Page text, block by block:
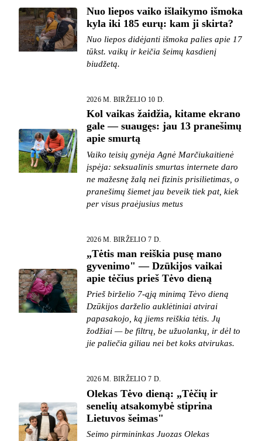
Nuo liepos vaiko išlaikymo išmoka
kyla iki 185 eurų: kam ji skirta?
Nuo liepos didėjanti išmoka palies apie 17
tūkst. vaikų ir keičia šeimų kasdienį
biudžetą.
2026 M. BIRŽELIO 10 D.
Kol vaikas žaidžia, kitame ekrano
gale — suaugęs: jau 13 pranešimų
apie smurtą
Vaiko teisių gynėja Agnė Marčiukaitienė
įspėja: seksualinis smurtas internete daro
ne mažesnę žalą nei fizinis prisilietimas, o
pranešimų šiemet jau beveik tiek pat, kiek
per visus praėjusius metus
2026 M. BIRŽELIO 7 D.
„Tėtis man reiškia pusę mano
gyvenimo" — Dzūkijos vaikai
apie tėčius prieš Tėvo dieną
Prieš birželio 7-ąją minimą Tėvo dieną
Dzūkijos darželio auklėtiniai atvirai
papasakojo, ką jiems reiškia tėtis. Jų
žodžiai — be filtrų, be užuolankų, ir dėl to
jie paliečia giliau nei bet koks atvirukas.
2026 M. BIRŽELIO 7 D.
Olekas Tėvo dieną: „Tėčių ir
senelių atsakomybė stiprina
Lietuvos šeimas"
Seimo pirmininkas Juozas Olekas